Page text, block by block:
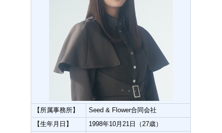
【所属事務所】
Seed & Flower合同会社
【生年月日】
1998年10月21日（27歳）